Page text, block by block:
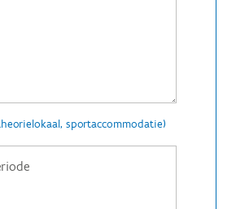
sportaccommodatie)